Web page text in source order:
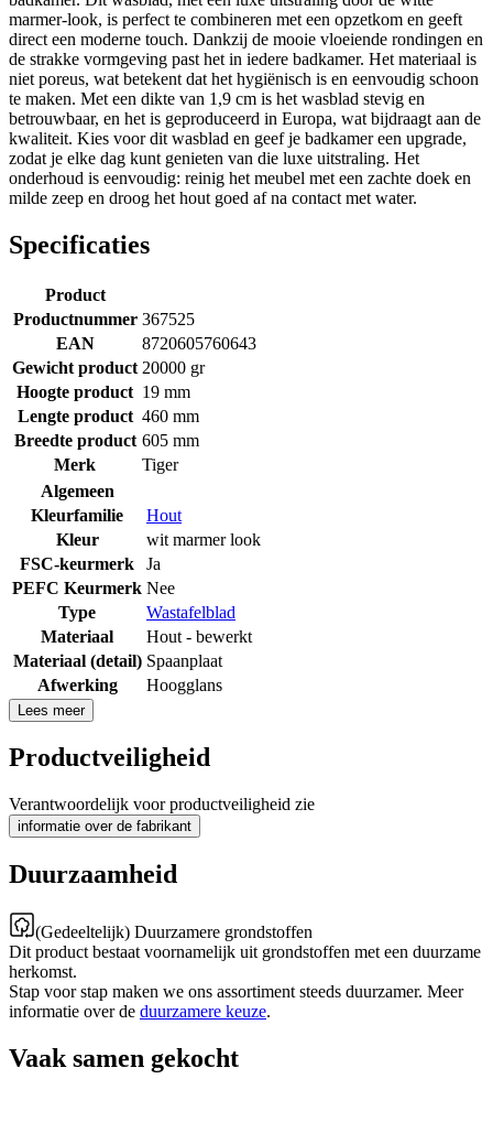
marmer-look, is perfect te combineren met een opzetkom en geeft
direct een moderne touch. Dankzij de mooie vloeiende rondingen en
de strakke vormgeving past het in iedere badkamer. Het materiaal is
niet poreus, wat betekent dat het hygiënisch is en eenvoudig schoon
te maken. Met een dikte van 1,9 cm is het wasblad stevig en
betrouwbaar, en het is geproduceerd in Europa, wat bijdraagt aan de
kwaliteit. Kies voor dit wasblad en geef je badkamer een upgrade,
zodat je elke dag kunt genieten van die luxe uitstraling. Het
onderhoud is eenvoudig: reinig het meubel met een zachte doek en
milde zeep en droog het hout goed af na contact met water.
Specificaties
Product
Productnummer 367525
EAN
8720605760643
Gewicht product 20000 gr
Hoogte product 19 mm
Lengte product 460 mm
Breedte product 605 mm
Merk
Tiger
Algemeen
Kleurfamilie
Hout
Kleur
wit marmer look
FSC-keurmerk
Ja
PEFC Keurmerk Nee
Type
Wastafelblad
Materiaal
Hout - bewerkt
Materiaal (detail) Spaanplaat
Afwerking
Hoogglans
Lees meer
Productveiligheid
Verantwoordelijk voor productveiligheid zie
informatie over de fabrikant
Duurzaamheid
(Gedeeltelijk) Duurzamere grondstoffen
Dit product bestaat voornamelijk uit grondstoffen met een duurzame
herkomst.
Stap voor stap maken we ons assortiment steeds duurzamer. Meer
informatie over de duurzamere keuze.
Vaak samen gekocht